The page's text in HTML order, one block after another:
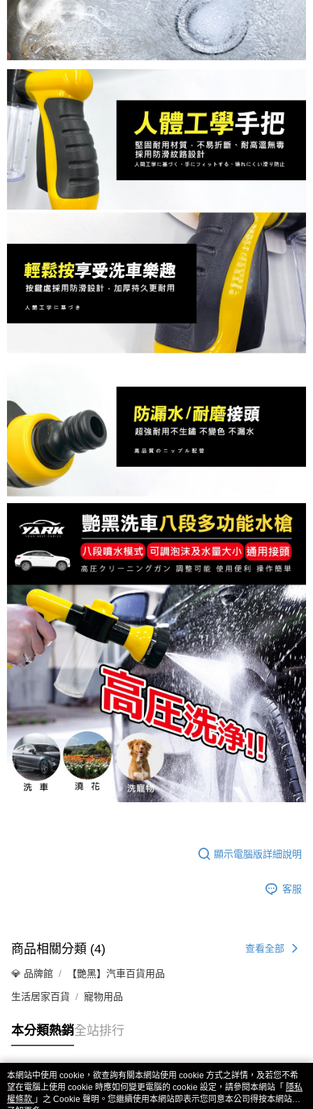
顯示電腦版詳細說明
客服
商品相關分類 (4) 查看全部
💎 品牌館 【艷黑】汽車百貨用品
生活居家百貨 寵物用品
本分類熱銷全站排行
熱門標籤
本網站中使用 cookie，欲查詢有關本網站使用 cookie 方式之詳情，及若您不希
望在電腦上使用 cookie 時應如何變更電腦的 cookie 設定，請參閱本網站「 隱私
權條款 」之 Cookie 聲明。您繼續使用本網站即表示您同意本公司得按本網站使